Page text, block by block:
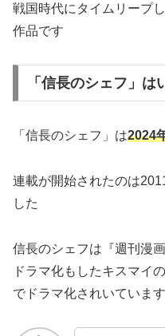
戦国時代にタイムリープ
作品です
「信長のシェフ」は
「信長のシェフ」は2024
連載が開始されたのは
した
信長のシェフは『週刊漫
ドラマ化もしたキスマイ
でドラマ化されいています